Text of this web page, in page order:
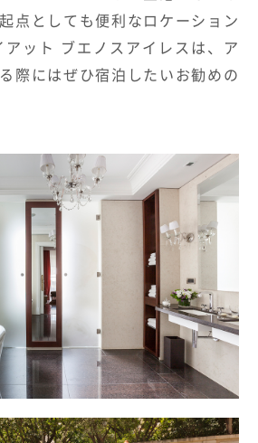
点としても便利なロケーション
アット ブエノスアイレスは、ア
際にはぜひ宿泊したいお勧めの